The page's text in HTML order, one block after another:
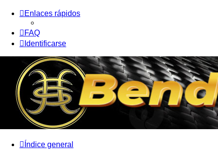
Enlaces rápidos
FAQ
Identificarse
Índice general